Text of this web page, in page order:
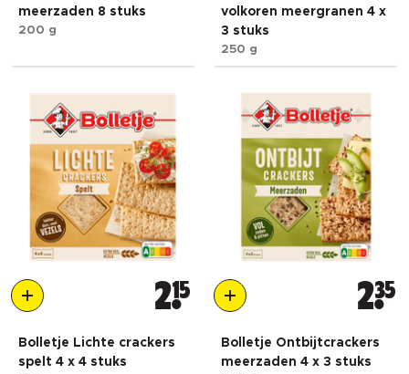
meerzaden 8 stuks
200 g
volkoren meergranen 4 x
3 stuks
250 g
215
Bolletje Lichte crackers
spelt 4 x 4 stuks
235
Bolletje Ontbijtcrackers
meerzaden 4 x 3 stuks